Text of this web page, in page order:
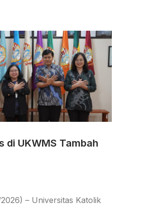
di UKWMS Tambah
– Universitas Katolik